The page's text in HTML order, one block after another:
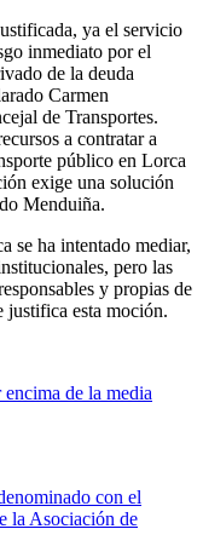
ya el servicio
inmediato por el
de la deuda
Carmen
de Transportes.
a contratar a
público en Lorca
exige una solución
Menduiña.
se ha intentado mediar,
pero las
y propias de
justifica esta moción.
de la media
con el
la Asociación de